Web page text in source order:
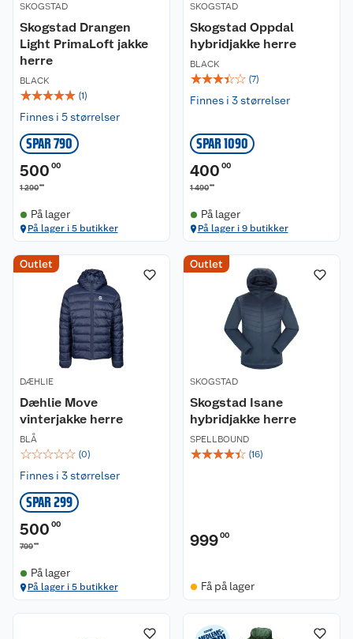
SKOGSTAD
Skogstad Drangen
Light PrimaLoft jakke
herre
BLACK
☆☆☆☆☆ (1)
Finnes i 5 størrelser
SPAR 790
500 00
1 29000
På lager
På lager i 5 butikker
SKOGSTAD
Skogstad Oppdal
hybridjakke herre
BLACK
☆☆☆☆☆ (7)
Finnes i 3 størrelser
SPAR 1090
400 00
1 49000
På lager
På lager i 9 butikker
Outlet
DÆHLIE
Dæhlie Move
vinterjakke herre
BLÅ
☆☆☆☆☆ (0)
Finnes i 3 størrelser
SPAR 299
500 00
79900
På lager
På lager i 5 butikker
Outlet
SKOGSTAD
Skogstad Isane
hybridjakke herre
SPELLBOUND
☆☆☆☆☆ (16)
99900
Få på lager